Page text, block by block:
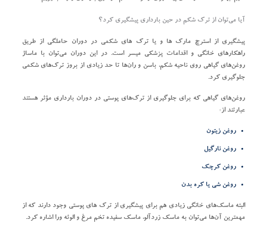
آیا می‌توان از ترک شکم در حین بارداری پیشگیری کرد؟
پیشگیری از استرچ مارک ها و یا ترک های شکمی در دوران حاملگی از طریق
راهکار‌های خانگی و اقدامات پزشکی میسر است. در این دوران می‌توان با ماساژ
روغن‌های گیاهی روی ناحیه شکم، باسن و ران‌ها تا حد زیادی از بروز ترک‌های شکمی
جلوگیری کرد.
روغن‌های گیاهی که برای جلوگیری از ترک‌های پوستی در دوران بارداری مؤثر هستند
عبارتند از:
روغن زیتون
روغن نارگیل
روغن کرچک
روغن شی یا کره بدن
البته ماسک‌های خانگی زیادی هم برای پیشگیری از ترک های پوستی وجود دارند که از
مهمترین آن‌ها می‌توان به ماسک زردآلو، ماسک سفیده تخم مرغ و الوئه ورا اشاره کرد.